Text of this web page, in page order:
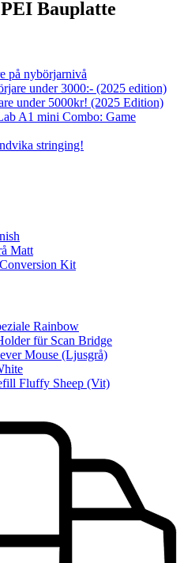
Bauplatte
på nybörjarnivå
under 3000:- (2025 edition)
under 5000kr! (2025 Edition)
A1 mini Combo: Game
stringing!
Matt
Kit
Rainbow
für Scan Bridge
Mouse (Ljusgrå)
Fluffy Sheep (Vit)